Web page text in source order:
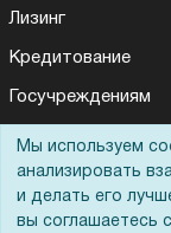
Лизинг
Кредитование
Госучреждениям
Тендеры
Бренды
ЭДО
Мы используем
анализировать
и делать его
вы соглашаетесь